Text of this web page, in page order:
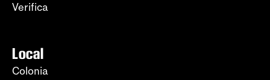
Verifica
Local
Colonia